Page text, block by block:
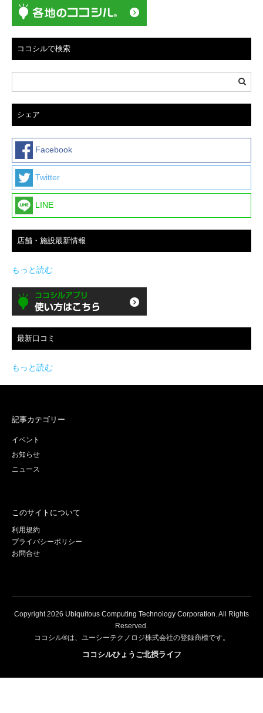
ココシルで検索
シェア
Facebook
Twitter
LINE
店舗・施設最新情報
もっと読む
最新口コミ
もっと読む
記事カテゴリー
イベント
お知らせ
ニュース
このサイトについて
利用規約
プライバシーポリシー
お問合せ
Copyright2026 Ubiquitous Computing Technology Corporation . All Rights
Reserved.
ココシル®は、ユーシーテクノロジ株式会社の登録商標です。
ココシルひょうご北摂ライフ